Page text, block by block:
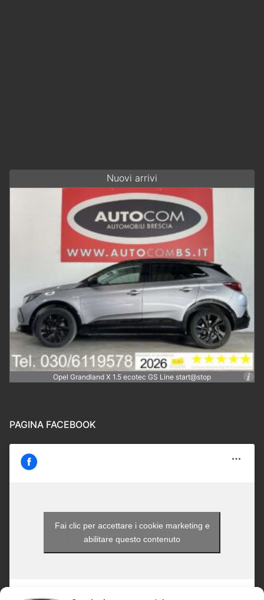
Nuovi arrivi
Opel Grandland X 1.5 ecotec GS Line start@stop
PAGINA FACEBOOK
Autocom - Brescia
Fai clic per accettare i cookie marketing e
abilitare questo contenuto